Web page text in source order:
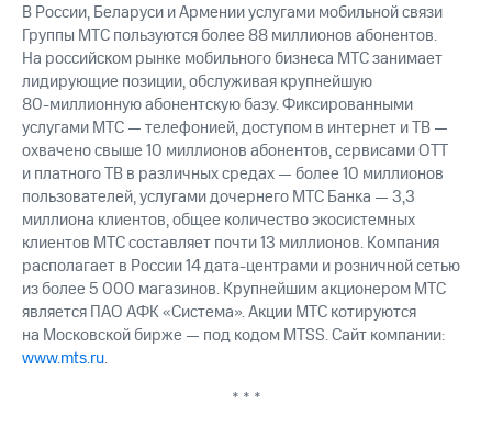
В России, Беларуси и Армении услугами мобильной связи
Группы МТС пользуются более 88 миллионов абонентов.
На российском рынке мобильного бизнеса МТС занимает
лидирующие позиции, обслуживая крупнейшую
80-миллионнуюабонентскую базу. Фиксированными
услугами МТС — телефонией, доступом в интернет и ТВ —
охвачено свыше 10 миллионов абонентов, сервисами OTT
и платного ТВ в различных средах — более 10 миллионов
пользователей, услугами дочернего МТС Банка — 3,3
миллиона клиентов, общее количество экосистемных
клиентов МТС составляет почти 13 миллионов. Компания
располагает в России 14 дата-центрами и розничной сетью
из более 5 000 магазинов. Крупнейшим акционером МТС
является ПАО АФК «Система». Акции МТС котируются
на Московской бирже — под кодом MTSS. Сайт компании:
www.mts.ru.
* * *